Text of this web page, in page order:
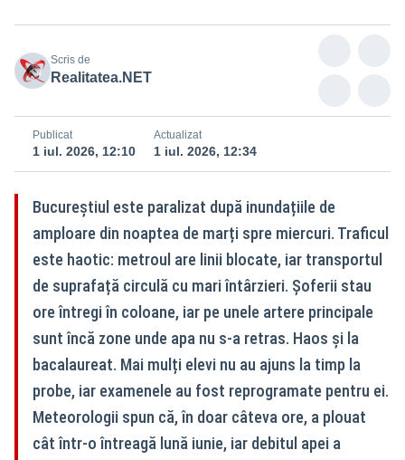
Scris de
Realitatea.NET
Publicat
1 iul. 2026, 12:10
Actualizat
1 iul. 2026, 12:34
Bucureștiul este paralizat după inundațiile de
amploare din noaptea de marți spre miercuri. Traficul
este haotic: metroul are linii blocate, iar transportul
de suprafață circulă cu mari întârzieri. Șoferii stau
ore întregi în coloane, iar pe unele artere principale
sunt încă zone unde apa nu s-a retras. Haos și la
bacalaureat. Mai mulți elevi nu au ajuns la timp la
probe, iar examenele au fost reprogramate pentru ei.
Meteorologii spun că, în doar câteva ore, a plouat
cât într-o întreagă lună iunie, iar debitul apei a